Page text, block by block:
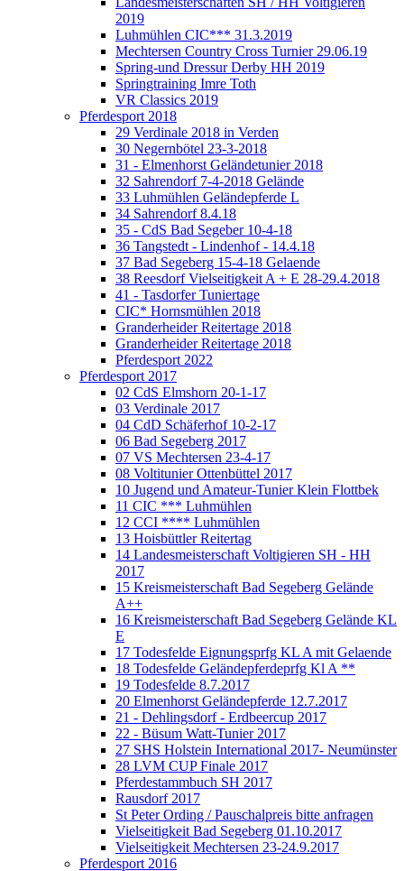
2019
Luhmühlen CIC*** 31.3.2019
Mechtersen Country Cross Turnier 29.06.19
Spring-und Dressur Derby HH 2019
Springtraining Imre Toth
VR Classics 2019
Pferdesport 2018
29 Verdinale 2018 in Verden
30 Negernbötel 23-3-2018
31 - Elmenhorst Geländetunier 2018
32 Sahrendorf 7-4-2018 Gelände
33 Luhmühlen Geländepferde L
34 Sahrendorf 8.4.18
35 - CdS Bad Segeber 10-4-18
36 Tangstedt - Lindenhof - 14.4.18
37 Bad Segeberg 15-4-18 Gelaende
38 Reesdorf Vielseitigkeit A + E 28-29.4.2018
41 - Tasdorfer Tuniertage
CIC* Hornsmühlen 2018
Granderheider Reitertage 2018
Granderheider Reitertage 2018
Pferdesport 2022
Pferdesport 2017
02 CdS Elmshorn 20-1-17
03 Verdinale 2017
04 CdD Schäferhof 10-2-17
06 Bad Segeberg 2017
07 VS Mechtersen 23-4-17
08 Voltitunier Ottenbüttel 2017
10 Jugend und Amateur-Tunier Klein Flottbek
11 CIC *** Luhmühlen
12 CCI **** Luhmühlen
13 Hoisbüttler Reitertag
14 Landesmeisterschaft Voltigieren SH - HH
2017
15 Kreismeisterschaft Bad Segeberg Gelände
A++
16 Kreismeisterschaft Bad Segeberg Gelände KL
E
17 Todesfelde Eignungsprfg KL A mit Gelaende
18 Todesfelde Geländepferdeprfg Kl A **
19 Todesfelde 8.7.2017
20 Elmenhorst Geländepferde 12.7.2017
21 - Dehlingsdorf - Erdbeercup 2017
22 - Büsum Watt-Tunier 2017
27 SHS Holstein International 2017- Neumünster
28 LVM CUP Finale 2017
Pferdestammbuch SH 2017
Rausdorf 2017
St Peter Ording / Pauschalpreis bitte anfragen
Vielseitigkeit Bad Segeberg 01.10.2017
Vielseitigkeit Mechtersen 23-24.9.2017
Pferdesport 2016